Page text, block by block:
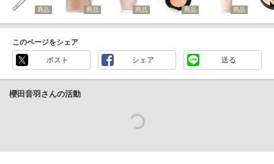
商品 商品 商品 商品 商品
このページをシェア
ポスト シェア 送る
櫻田音羽さんの活動